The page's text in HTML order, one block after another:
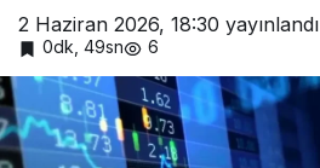
2 Haziran 2026, 18:30 yayınlandı
0dk, 49sn 6